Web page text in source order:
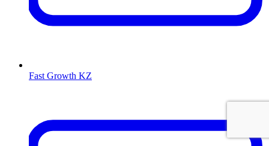
Fast Growth KZ